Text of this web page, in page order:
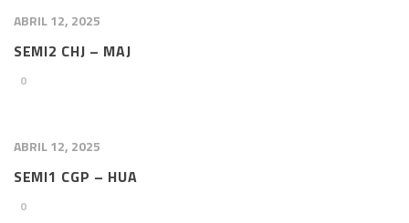
ABRIL 12, 2025
SEMI2 CHJ – MAJ
0
ABRIL 12, 2025
SEMI1 CGP – HUA
0